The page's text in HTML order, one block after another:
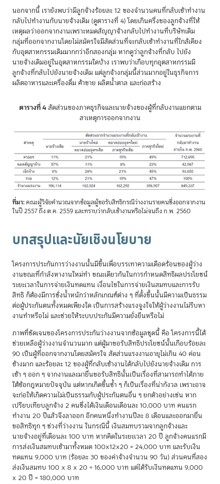
นอกจากนี้ เรายังพบว่ามีลูกจ้างร้อยละ 12 ของจำนวนคนที่กลับเข้าทำงาน
กลับไปทำงานกับนายจ้างเดิม (ดูตารางที่ 4) โดยเกินครึ่งของลูกจ้างที่ให้
เหตุผลว่าออกจากงานเพราะหมดสัญญาจ้างกลับไปทำงานที่บริษัทเดิม
กลุ่มที่ออกจากงานโดยไม่สมัครใจมีสัดส่วนที่จะกลับเข้าทำงานที่ใกล้เคียง
กับอุตสาหกรรมเดิมมากกว่าอีกสองกลุ่ม หากดูว่าลูกจ้างที่กลับ ไปยัง
นายจ้างเดิมอยู่ในอุตสาหกรรมใดบ้าง เราพบว่าเกือบทุกอุตสาหกรรมมี
ลูกจ้างที่กลับไปยังนายจ้างเดิม แต่ลูกจ้างกลุ่มนี้ส่วนมากอยู่ในธุรกิจการ
ผลิตอาหารและเครื่องดื่ม ค้าขาย ผลิตน้ำตาล และก่อสร้าง
ตารางที่ 4สัดส่วนของภาคธุรกิจและนายจ้างของผู้ที่กลับงานแยกตาม
สาเหตุการออกจากงาน
ที่มา:คณะผู้วิจัยคำนวณจากข้อมูลผู้ขอรับสิทธิกรณีว่างงานรายคนซึ่งออกจากงาน
ในปี 2557 ถึง ต.ค. 2559 และทราบว่ากลับเข้างานหรือไม่จนถึง ก.พ. 2560
บทสรุปและนัยเชิงนโยบาย
โครงการประกันการว่างงานนั้นมีขึ้นเพื่อบรรเทาความเดือดร้อนของผู้ว่าง
งานขณะที่กำลังหางานใหม่ทำ ขณะเดียวกันในการกำหนดสิทธิผลประโยชน์
ระยะเวลาในการจ่ายเงินทดแทน เงื่อนไขในการจ่ายเงินสมทบและการรับ
สิทธิ ก็ต้องมีการชั่งน้ำหนักว่าหลักเกณฑ์ต่าง ๆ ที่ตั้งขึ้นนั้นมีความเป็นธรรม
ต่อผู้ประกันตนทั้งหมดเพียงใด เป็นการสร้างแรงจูงใจให้ผู้ว่างงานไม่รีบหา
งานทำหรือไม่ และช่วยให้ระบบประกันมีความยั่งยืนหรือไม่
ภาพที่ชัดเจนของโครงการประกันว่างงานจากข้อมูลชุดนี้ คือ โครงการนี้ได้
ช่วยเหลือผู้ว่างงานจำนวนมาก แต่ผู้มาขอรับสิทธิประโยชน์นั้นเกือบร้อยละ
90 เป็นผู้ที่ออกจากงานโดยสมัครใจ สัดส่วนแรงงานอายุไม่เกิน 40 ค่อน
ข้างมาก และร้อยละ 12 ของผู้ที่กลับเข้างานได้กลับไปยังนายจ้างเดิม การ
เข้า ๆ ออก ๆ จากงานและมายื่นขอรับสิทธินั้นเป็นเรื่องที่สามารถทำได้ภาย
ใต้ข้อกฎหมายปัจจุบัน แต่หากเกิดขึ้นซ้ำ ๆ ก็เป็นเรื่องที่น่ากังวล เพราะอาจ
จะก่อให้เกิดความไม่เป็นธรรมกับผู้ประกันตนอื่น ๆ ยกตัวอย่างเช่น หาก
เปรียบเทียบลูกจ้าง 2 คนซึ่งได้เงินเดือนเดือนละ 10,000 บาท คนแรก
ทำงาน 20 ปีแล้วจึงลาออก อีกคนหนึ่งทำงานปีละ 8 เดือนและออกมายื่น
ขอสิทธิทุก ๆ ช่วงที่ว่างงาน ในกรณีนี้ เงินสมทบรวมจากลูกจ้างและ
นายจ้างอยู่ที่เดือนละ 100 บาท หากคิดในระยะเวลา 20 ปี ลูกจ้างคนแรกมี
การส่งเงินสมทบเข้ามาทั้งหมด 100x12x20 = 24,000 บาท และรับเงิน
ทดแทน 9,000 บาท (ร้อยละ 30 ของค่าจ้างจำนวน 90 วัน) ส่วนคนที่สอง
ส่งเงินสมทบ 100 x 8 x 20 = 16,000 บาท แต่ได้รับเงินทดแทน 9,000
x 20 ปี = 180,000 บาท